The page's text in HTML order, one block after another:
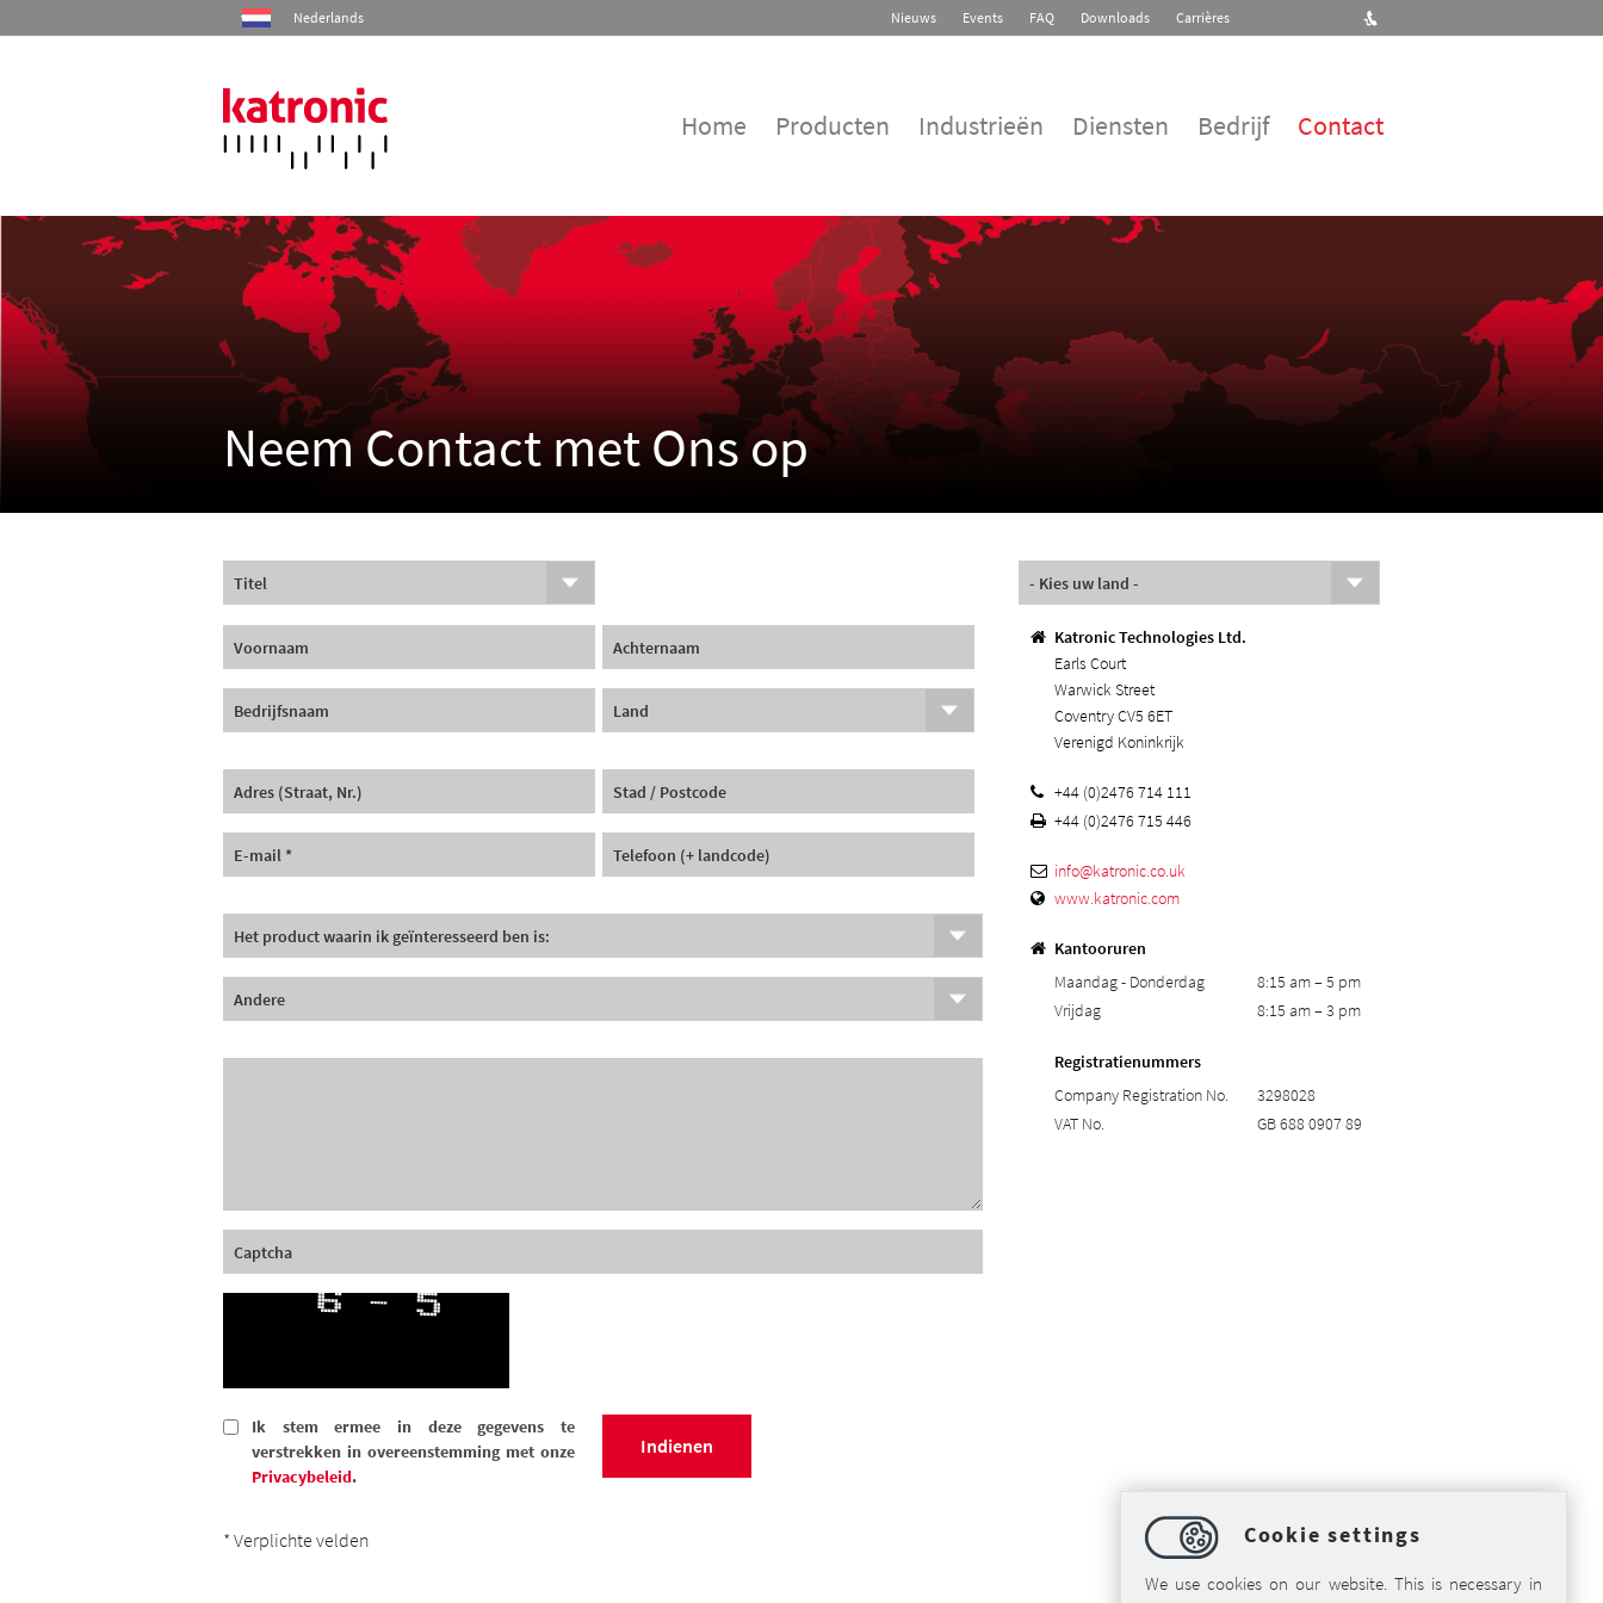
Nederlands Nieuws Events FAQ Downloads Carrières
Home Producten Industrieën Diensten Bedrijf Contact
Producten
Industrieën
Contact
Neem Contact met Ons op
Ik stem ermee in deze gegevens te
verstrekken in overeenstemming met onze
Privacybeleid.
* Verplichte velden
Katronic Technologies Ltd.
Earls Court
Warwick Street
Coventry CV5 6ET
Verenigd Koninkrijk
+44 (0)2476 714 111
+44 (0)2476 715 446
info@katronic.co.uk
www.katronic.com
Kantooruren
Maandag - Donderdag
8:15 am – 5 pm
Vrijdag
8:15 am – 3 pm
Registratienummers
Company Registration No.
3298028
VAT No.
GB 688 0907 89
Cookie settings
We use cookies on our website. This is necessary in